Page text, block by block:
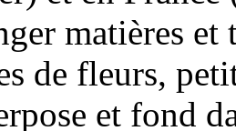
matières
de fleurs,
et fond